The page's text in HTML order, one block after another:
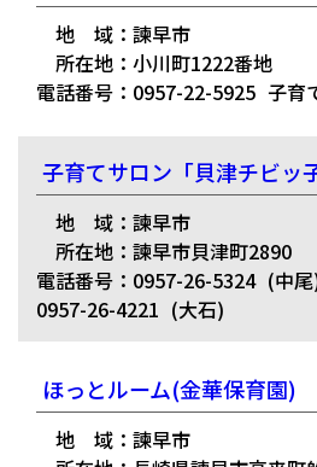
地 域：諫早市
所在地：小川町1222番地
電話番号：0957-22-5925 子育
子育てサロン「貝津チビッ
地 域：諫早市
所在地：諫早市貝津町2890
電話番号：0957-26-5324 (中
0957-26-4221 (大石)
ほっとルーム(金華保育園)
地 域：諫早市